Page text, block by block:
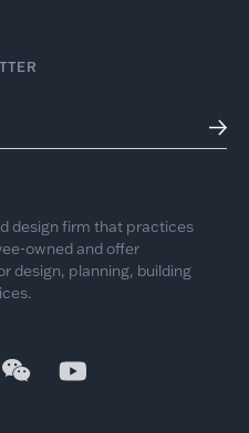
design firm that practices
owned and offer
design, planning, building